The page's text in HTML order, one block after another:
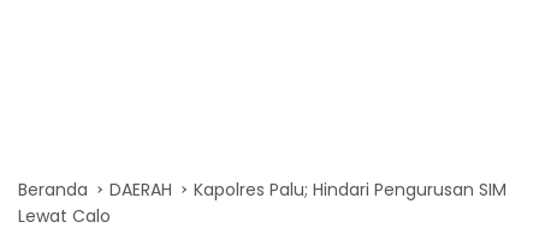
Beranda DAERAH
Kapolres Palu; Hindari Pengurusan SIM
Lewat Calo